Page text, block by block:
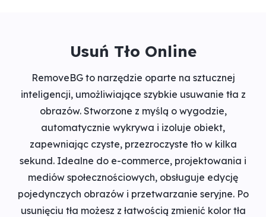
Usuń Tło Online
RemoveBG to narzędzie oparte na sztucznej
inteligencji, umożliwiające szybkie usuwanie tła z
obrazów. Stworzone z myślą o wygodzie,
automatycznie wykrywa i izoluje obiekt,
zapewniając czyste, przezroczyste tło w kilka
sekund. Idealne do e-commerce, projektowania i
mediów społecznościowych, obsługuje edycję
pojedynczych obrazów i przetwarzanie seryjne. Po
usunięciu tła możesz z łatwością zmienić kolor tła